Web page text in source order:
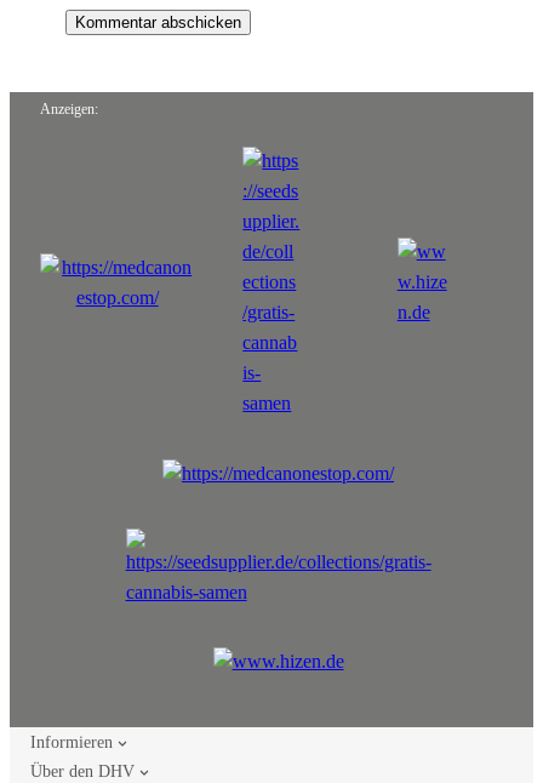
Anzeigen:
Informieren
Über den DHV